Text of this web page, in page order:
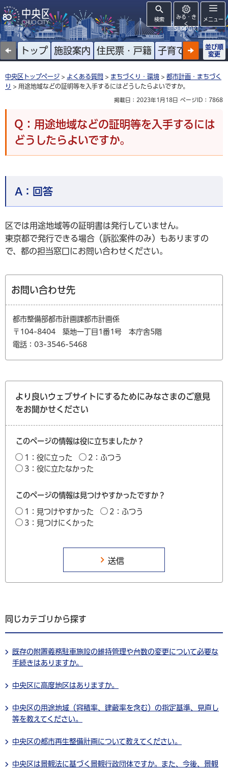
検索
みる・き
く
SUPPORT
メニュー
トップ 施設案内 住民票・戸籍 子育て 高齢者
並び順
変更
中央区トップページ > よくある質問 > まちづくり・環境 > 都市計画・まちづく
り > 用途地域などの証明等を入手するにはどうしたらよいですか。
掲載日：2023年1月18日 ページID：7868
Q：用途地域などの証明等を入手するには
どうしたらよいですか。
A： 回答
区では用途地域等の証明書は発行していません。
東京都で発行できる場合（訴訟案件のみ）もありますの
で、都の担当窓口にお問い合わせください。
お問い合わせ先
都市整備部都市計画課都市計画係
〒104-8404 築地一丁目1番1号 本庁舎5階
電話：03-3546-5468
より良いウェブサイトにするためにみなさまのご意見
をお聞かせください
このページの情報は役に立ちましたか？
1：役に立った
2：ふつう
3：役に立たなかった
このページの情報は見つけやすかったですか？
1：見つけやすかった
2：ふつう
3：見つけにくかった
同じカテゴリから探す
既存の附置義務駐車施設の維持管理や台数の変更について必要な
手続きはありますか。
中央区に高度地区はありますか。
中央区の用途地域（容積率、建蔽率を含む）の指定基準、見直し
等を教えてください。
中央区の都市再生整備計画について教えてください。
中央区は景観法に基づく景観行政団体ですか。また、今後、景観